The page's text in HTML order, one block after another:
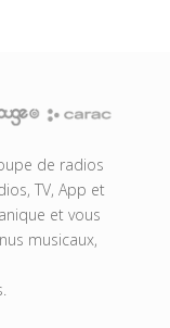
de radios
TV, App et
et vous
musicaux,